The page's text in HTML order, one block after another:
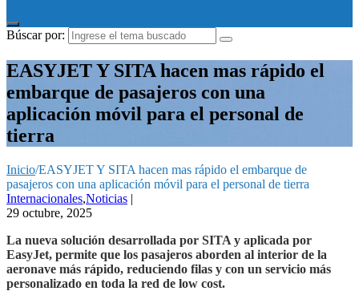
Búscar por:
EASYJET Y SITA hacen mas rápido el
embarque de pasajeros con una
aplicación móvil para el personal de
tierra
Inicio/EASYJET Y SITA hacen mas rápido el embarque de
pasajeros con una aplicación móvil para el personal de tierra
Internacionales,Noticias |
29 octubre, 2025
La nueva solución desarrollada por SITA y aplicada por
EasyJet, permite que los pasajeros aborden al interior de la
aeronave más rápido, reduciendo filas y con un servicio más
personalizado en toda la red de low cost.